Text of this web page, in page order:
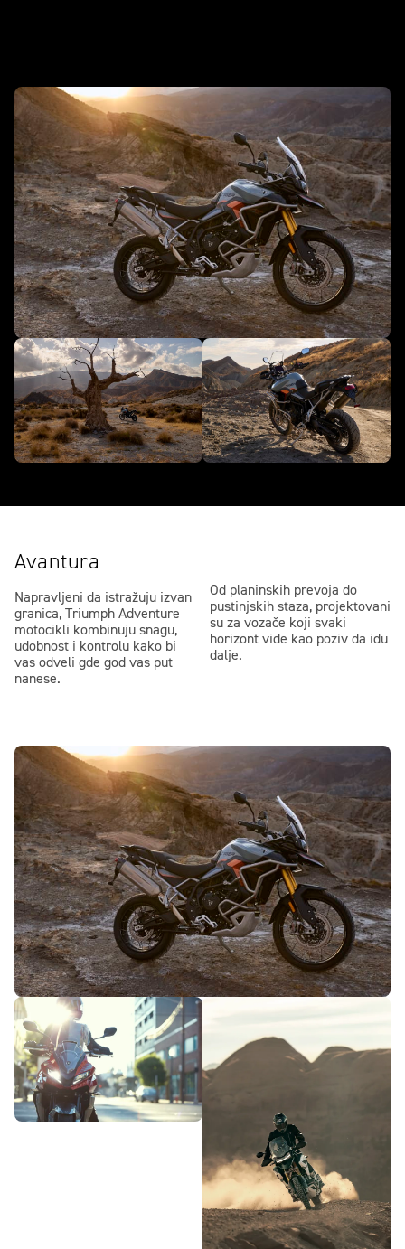
Avantura
Napravljeni da istražuju izvan
granica, Triumph Adventure
motocikli kombinuju snagu,
udobnost i kontrolu kako bi
vas odveli gde god vas put
nanese.
Od planinskih prevoja do
pustinjskih staza, projektovani
su za vozače koji svaki
horizont vide kao poziv da idu
dalje.